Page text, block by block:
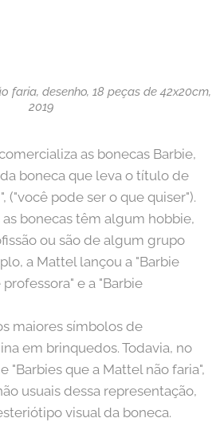
faria, desenho, 18 peças de 42x20cm,
2019
as bonecas Barbie,
boneca que leva o título de
("você pode ser o que quiser").
bonecas têm algum hobbie,
ou são de algum grupo
a Mattel lançou a "Barbie
e a "Barbie
maiores símbolos de
em brinquedos. Todavia, no
"Barbies que a Mattel não faria",
usuais dessa representação,
visual da boneca.